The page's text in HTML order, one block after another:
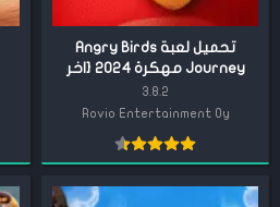
تحميل لعبة Angry Birds
Journey مهكرة 2024 {اخر
اصدار}
3.8.2
Rovio Entertainment Oy